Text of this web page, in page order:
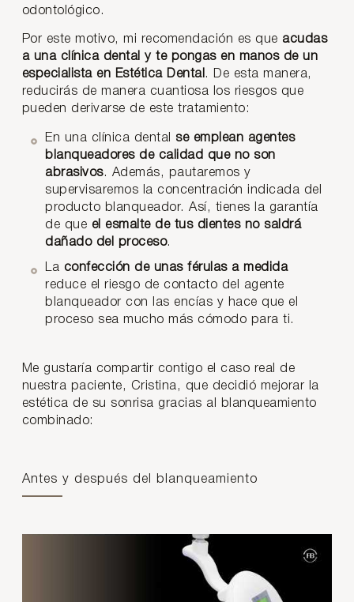
odontológico.
Por este motivo, mi recomendación es que acudas
a una clínica dental y te pongas en manos de un
especialista en Estética Dental . De esta manera,
reducirás de manera cuantiosa los riesgos que
pueden derivarse de este tratamiento:
En una clínica dental se emplean agentes
blanqueadores de calidad que no son
abrasivos. Además, pautaremos y
supervisaremos la concentración indicada del
producto blanqueador. Así, tienes la garantía
de que el esmalte de tus dientes no saldrá
dañado del proceso.
La confección de unas férulas a medida
reduce el riesgo de contacto del agente
blanqueador con las encías y hace que el
proceso sea mucho más cómodo para ti.
Me gustaría compartir contigo el caso real de
nuestra paciente, Cristina, que decidió mejorar la
estética de su sonrisa gracias al blanqueamiento
combinado:
Antes y después del blanqueamiento